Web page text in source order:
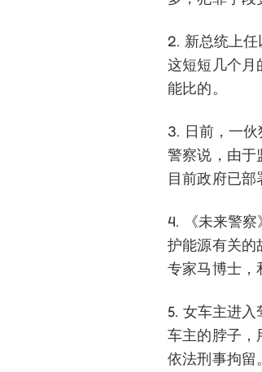
2. 新总统上任
这短短几个月
能比的。
3. 日前，一
警察说，由于
目前政府已部
4. 《未来警
护能源有关的
专家马博士，
5. 女车主进
车主的脖子，
依法刑事拘留